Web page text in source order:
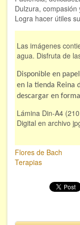
DESCARGAS
Dulzura,
Logra hacer útiles
Las imágenes
agua. Disfruta de
Disponible en
en la tienda Reina
descargar en
Lámina Din-A4
Digital en archivo
Flores de Bach
Terapias